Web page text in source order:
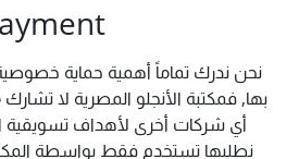
نحن ندرك تماماً أهمية حماية خصوصية
بها, فمكتبة الأنجلو المصرية لا
أي شركات أخرى لأهداف تسويقية
نطلبها تستخدم فقط بواسطة